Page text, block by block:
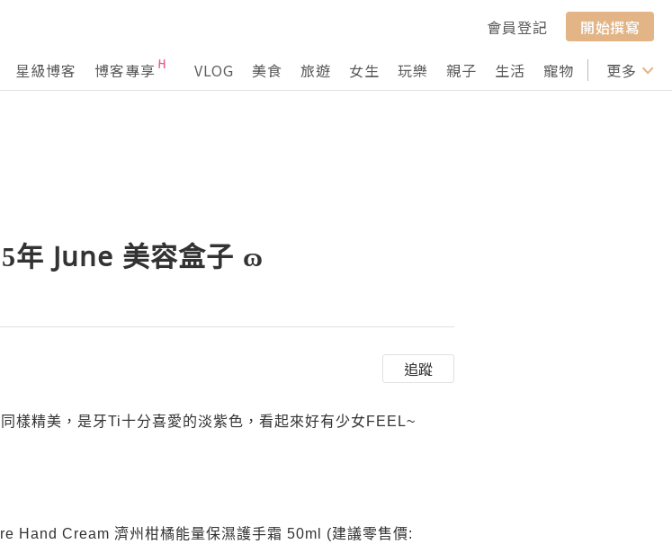
會員登記
開始撰寫
星級博客 博客專享 VLOG 美食 旅遊 女生 玩樂 親子 生活 寵物 行山 打卡
更多
June 美容盒子 ɷ
追蹤
樣精美，是牙Ti十分喜愛的淡紫色，看起來好有少女FEEL~
Hand Cream 濟州柑橘能量保濕護手霜 50ml (建議零售價: